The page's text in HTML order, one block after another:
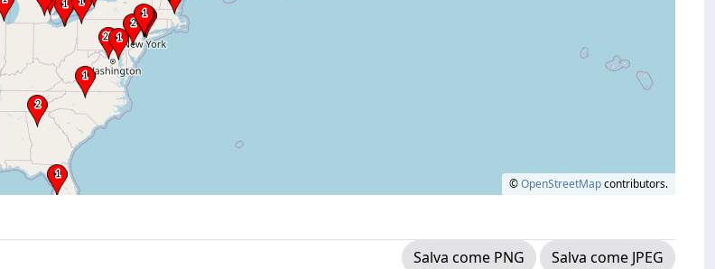
©OpenStreetMapcontributors.
Salva come PNG
Salva come JPEG